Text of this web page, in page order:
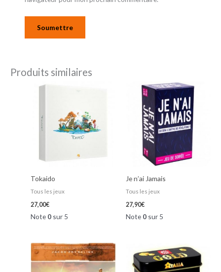
Produits similaires
Tokaido
Tous les jeux
27,00€
Note 0 sur 5
Je n’ai Jamais
Tous les jeux
27,90€
Note 0sur 5